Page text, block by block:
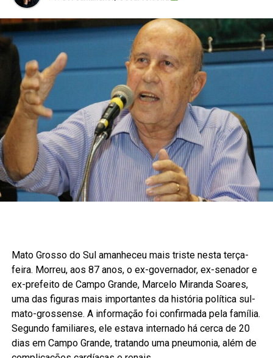
Mato Grosso do Sul amanheceu mais triste nesta terça-
feira. Morreu, aos 87 anos, o ex-governador, ex-senador e
ex-prefeito de Campo Grande, Marcelo Miranda Soares,
uma das figuras mais importantes da história política sul-
mato-grossense. A informação foi confirmada pela família.
Segundo familiares, ele estava internado há cerca de 20
dias em Campo Grande, tratando uma pneumonia, além de